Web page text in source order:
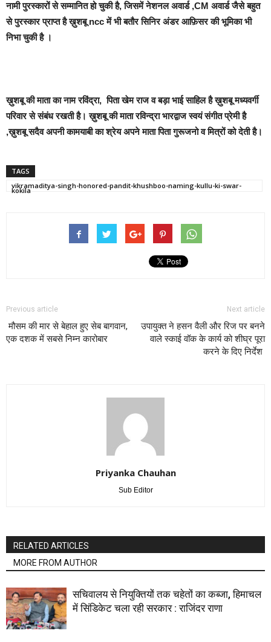
नामी पुरस्कारों से सम्मानित हो चुकी है, जिसमें नेशनल अवार्ड ,CM अवार्ड जैसे बहुत
से पुरस्कार प्राप्त है ख़ुशबू ncc में भी बतौर सिनिर अंडर आफ़िसर की भूमिका भी
निभा चुकी है ।
ख़ुशबू की माता का नाम रविंद्रा, पिता खेम राज व बड़ा भाई साहिल है ख़ुशबू मध्यवर्गी
परिवार से संबंध रखती है। ख़ुशबू की माता रविन्द्रा भारद्वाज स्वयं संगीत प्रेमी है
,ख़ुशबू सदैव अपनी कामयाबी का श्रेय अपने माता पिता गुरूजनो व मित्रों को देती है।
TAGS
vikramaditya-singh-honored-pandit-khushboo-naming-kullu-ki-swar-
kokila
Previous article
मौसम की मार से बेहाल हुए सेब बागवान,
एक दशक में सबसे निम्न कारोबार
Next article
उपायुक्त ने हसन वैली और रिज पर बनने
वाले स्काई वॉक के कार्य को शीघ्र पूरा
करने के दिए निर्देश
Priyanka Chauhan
Sub Editor
RELATED ARTICLES
MORE FROM AUTHOR
सचिवालय से नियुक्तियों तक चहेतों का कब्जा, हिमाचल
में सिंडिकेट चला रही सरकार : राजिंदर राणा